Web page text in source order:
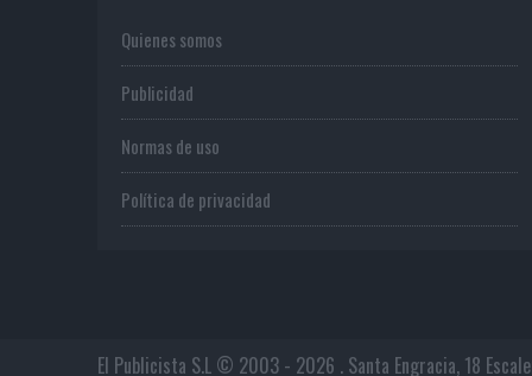
Quienes somos
Publicidad
Normas de uso
Política de privacidad
El Publicista S.L © 2003 - 2026 . Santa Engracia, 18